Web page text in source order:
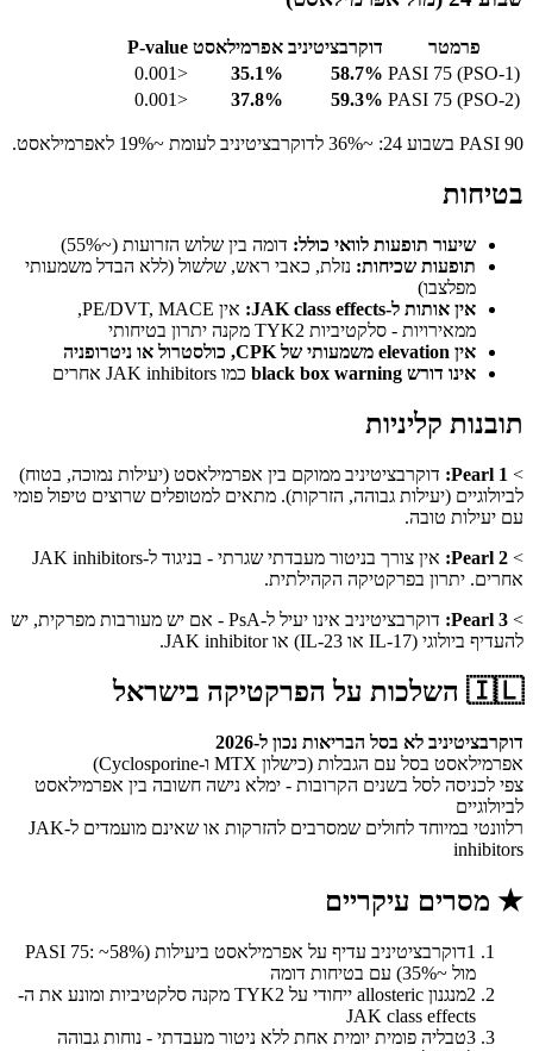
פרמטר דוקרבציטיניב אפרמילאסט P-value
PASI 75 (PSO-1)
58.7%
35.1%
<0.001
PASI 75 (PSO-2)
59.3%
37.8%
<0.001
PASI 90 בשבוע 24: ~36% לדוקרבציטיניב לעומת ~19% לאפרמילאסט.
בטיחות
שיעור תופעות לוואי כולל: דומה בין שלוש הזרועות (~55%)
תופעות שכיחות: נזלת, כאבי ראש, שלשול (ללא הבדל משמעותי
מפלצבו)
אין אותות ל-JAK class effects:
אין PE/DVT, MACE,
ממאירויות - סלקטיביות TYK2 מקנה יתרון בטיחותי
אין elevation משמעותי של CPK, כולסטרול או ניטרופניה
אינו דורש black box warning
כמו JAK inhibitors אחרים
תובנות קליניות
>
Pearl 1: דוקרבציטיניב ממוקם בין אפרמילאסט (יעילות נמוכה, בטוח)
לביולוגיים (יעילות גבוהה, הזרקות). מתאים למטופלים שרוצים טיפול פומי
עם יעילות טובה.
>
Pearl 2:
אין צורך בניטור מעבדתי שגרתי - בניגוד ל-JAK inhibitors
אחרים. יתרון בפרקטיקה הקהילתית.
>
Pearl 3:
דוקרבציטיניב אינו יעיל ל-PsA - אם יש מעורבות מפרקית, יש
להעדיף ביולוגי (IL-17 או IL-23) או JAK inhibitor.
🇮🇱 השלכות על הפרקטיקה בישראל
דוקרבציטיניב לא בסל הבריאות נכון ל-2026
אפרמילאסט בסל עם הגבלות (כישלון MTX ו-Cyclosporine)
צפי לכניסה לסל בשנים הקרובות - ימלא נישה חשובה בין אפרמילאסט
לביולוגיים
רלוונטי במיוחד לחולים שמסרבים להזרקות או שאינם מועמדים ל-JAK
inhibitors
★ מסרים עיקריים
1
דוקרבציטיניב עדיף על אפרמילאסט ביעילות (PASI 75: ~58%
מול ~35%) עם בטיחות דומה
2
מנגנון allosteric ייחודי על TYK2 מקנה סלקטיביות ומונע את ה-
JAK class effects
3טבליה פומית יומית אחת ללא ניטור מעבדתי - נוחות גבוהה